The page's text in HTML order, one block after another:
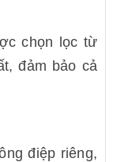
chọn lọc từ
đảm bảo cả
điệp riêng,